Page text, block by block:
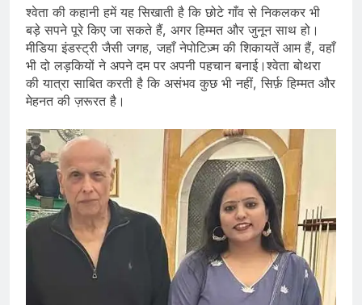
श्वेता की कहानी हमें यह सिखाती है कि छोटे गाँव से निकलकर भी
बड़े सपने पूरे किए जा सकते हैं, अगर हिम्मत और जुनून साथ हो।
मीडिया इंडस्ट्री जैसी जगह, जहाँ नेपोटिज़्म की शिकायतें आम हैं, वहाँ
भी दो लड़कियों ने अपने दम पर अपनी पहचान बनाई।श्वेता बोथरा
की यात्रा साबित करती है कि असंभव कुछ भी नहीं, सिर्फ़ हिम्मत और
मेहनत की ज़रूरत है।